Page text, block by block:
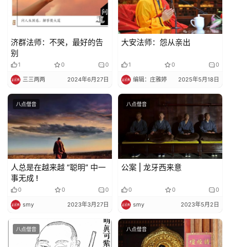
政
策
法
规
免
责
声
明
济群法师：不哭，最好的告
别
1 0 0
三三两两 2024年6月27日
大安法师：怨从亲出
1 0 0
编辑：庄雅婷 2025年5月18日
八点僧音
人总是在越来越 “聪明” 中一
事无成 !
0 0 0
smy 2023年3月27日
八点僧音
公案 | 龙牙西来意
0 0 0
smy 2023年5月2日
八点僧音 八点僧音